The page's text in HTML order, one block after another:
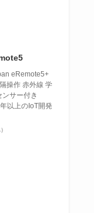
eRemote5+
操作 赤外線 学
サー付き
以上のIoT開発